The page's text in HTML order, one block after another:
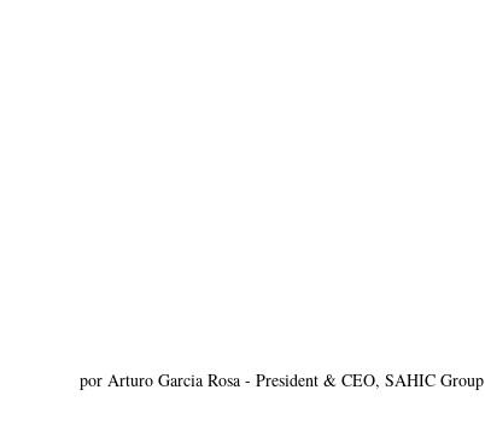
por Arturo Garcia Rosa - President & CEO, SAHIC Group